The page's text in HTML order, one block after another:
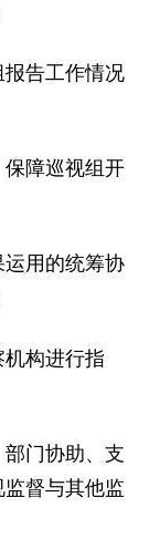
报告工作情况
保障巡视组开
运用的统筹协
机构进行指
部门协助、支
督与其他监